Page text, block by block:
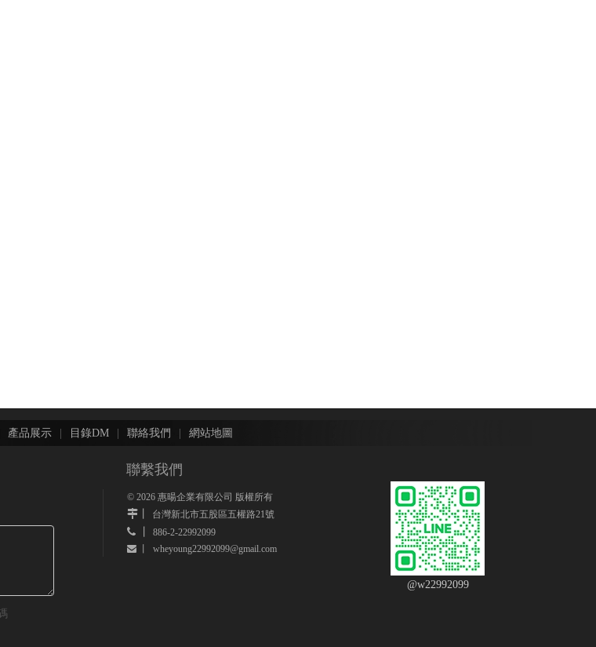
產品展示 目錄DM 聯絡我們 網站地圖
聯繫我們
©2026 惠暘企業有限公司 版權所有
丨 台灣新北市五股區五權路21號
 丨886-2-22992099
 丨 wheyoung22992099@gmail.com
@w22992099